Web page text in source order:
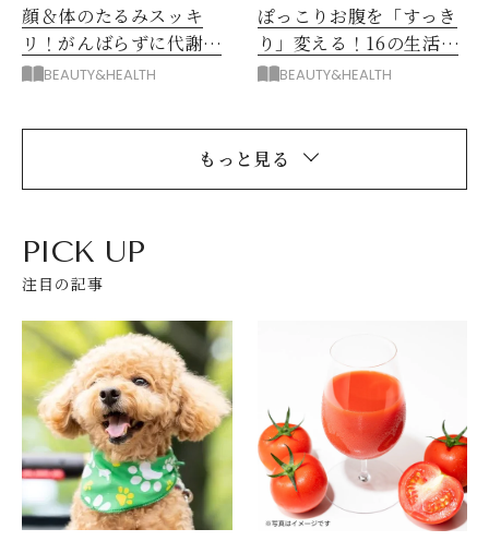
顔＆体のたるみスッキ
リ！がんばらずに代謝を
上げる食べ方「新ルー
BEAUTY&HEALTH
ぽっこりお腹を「すっき
り」変える！16の生活習
慣BEAUTY&HEALTH
もっと見る
PICK UP
注目の記事